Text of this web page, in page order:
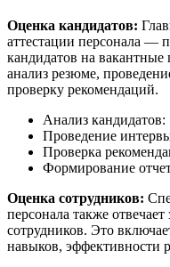
Оценка кандидатов:
аттестации персонала —
кандидатов на
анализ резюме,
проверку рекомендаций.
Анализ кандидатов:
Проведение
Проверка
Формирование
Оценка сотрудников:
персонала также
сотрудников. Это
навыков, эффективности